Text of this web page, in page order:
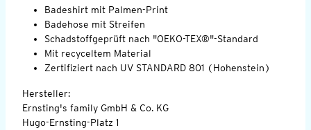
Badeshirt mit Palmen-Print
Badehose mit Streifen
Schadstoffgeprüft nach "OEKO-TEX®"-Standard
Mit recyceltem Material
Zertifiziert nach UV STANDARD 801 (Hohenstein)
Hersteller:
Ernsting's family GmbH & Co. KG
Hugo-Ernsting-Platz 1